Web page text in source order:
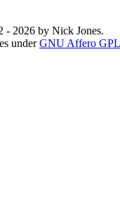
- 2026 by Nick Jones.
underGNU Affero GPL